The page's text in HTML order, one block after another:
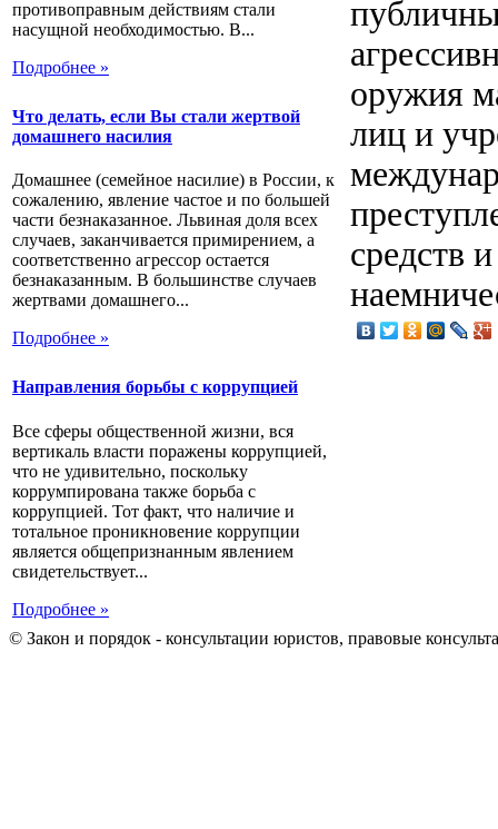
противоправным действиям стали
насущной необходимостью. В...
Подробнее »
Что делать, если Вы стали жертвой
домашнего насилия
Домашнее (семейное насилие) в России, к
сожалению, явление частое и по большей
части безнаказанное. Львиная доля всех
случаев, заканчивается примирением, а
соответственно агрессор остается
безнаказанным. В большинстве случаев
жертвами домашнего...
Подробнее »
Направления борьбы с коррупцией
Все сферы общественной жизни, вся
вертикаль власти поражены коррупцией,
что не удивительно, поскольку
коррумпирована также борьба с
коррупцией. Тот факт, что наличие и
тотальное проникновение коррупции
является общепризнанным явлением
свидетельствует...
Подробнее »
оружия
лиц и
средств
© Закон и порядок - консультации юристов, правовые